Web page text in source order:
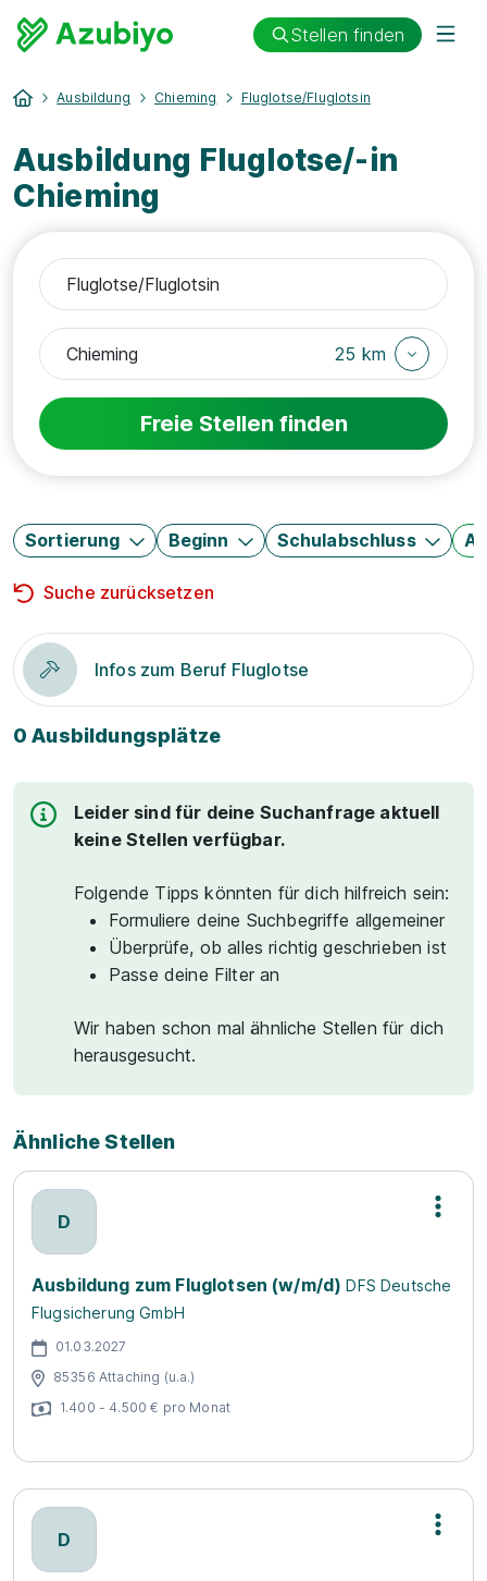
Stellen finden
Ausbildung Chieming Fluglotse/Fluglotsin
Ausbildung Fluglotse/-in
Chieming
25 km
Freie Stellen finden
Sortierung Beginn Schulabschluss
Suche zurücksetzen
Infos zum Beruf Fluglotse
0 Ausbildungsplätze
Leider sind für deine Suchanfrage aktuell
keine Stellen verfügbar.
Folgende Tipps könnten für dich hilfreich sein:
Formuliere deine Suchbegriffe allgemeiner
Überprüfe, ob alles richtig geschrieben ist
Passe deine Filter an
Wir haben schon mal ähnliche Stellen für dich
herausgesucht.
Ähnliche Stellen
D
Ausbildung zum Fluglotsen (w/m/d) DFS Deutsche
Flugsicherung GmbH
01.03.2027
85356 Attaching (u.a.)
1.400 - 4.500 € pro Monat
D